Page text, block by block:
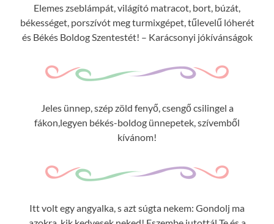
Elemes zseblámpát, világító matracot, bort, búzát,
békességet, porszívót meg turmixgépet, tűlevelű lóherét
és Békés Boldog Szentestét! – Karácsonyi jókívánságok
Jeles ünnep, szép zöld fenyő, csengő csilingel a
fákon,legyen békés-boldog ünnepetek, szívemből
kívánom!
Itt volt egy angyalka, s azt súgta nekem: Gondolj ma